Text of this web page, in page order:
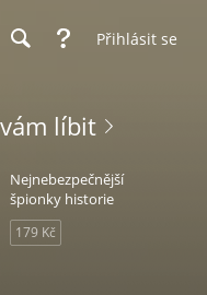
Přihlásit se
líbit
Nejnebezpečnější
špionky historie
179 Kč